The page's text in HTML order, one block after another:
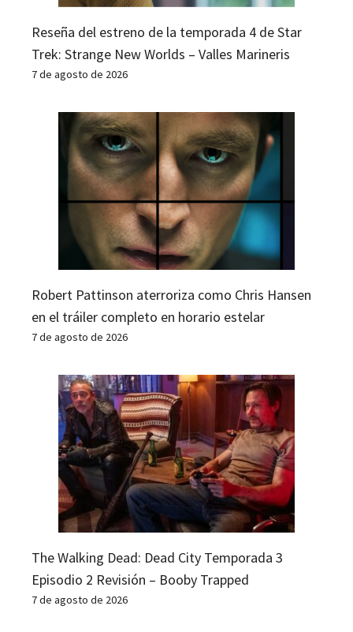
Reseña del estreno de la temporada 4 de Star
Trek: Strange New Worlds – Valles Marineris
7 de agosto de 2026
Robert Pattinson aterroriza como Chris Hansen
en el tráiler completo en horario estelar
7 de agosto de 2026
The Walking Dead: Dead City Temporada 3
Episodio 2 Revisión – Booby Trapped
7 de agosto de 2026